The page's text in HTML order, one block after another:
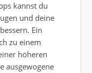
kannst du
und deine
Ein
zu einem
höheren
ausgewogene